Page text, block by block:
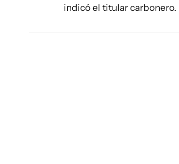
indicó el titular carbonero.